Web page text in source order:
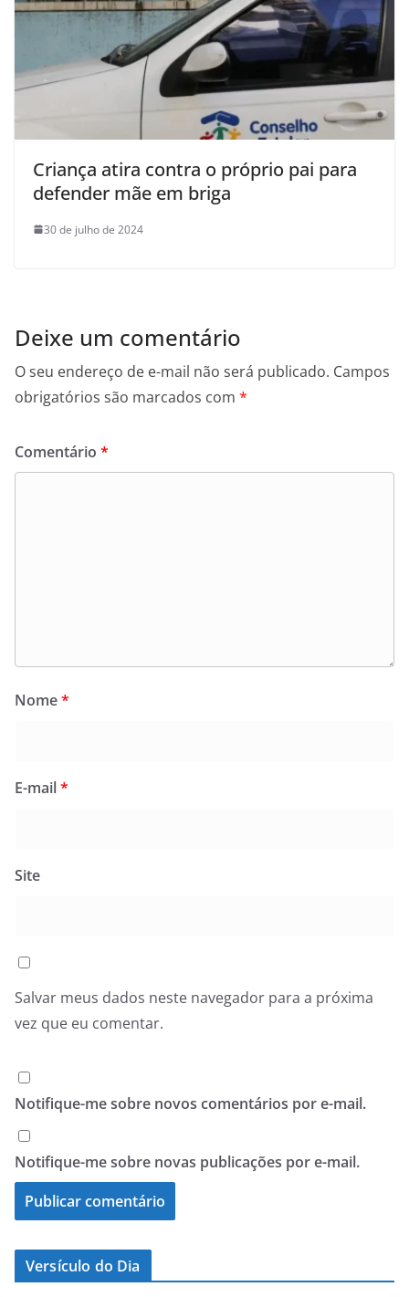
Criança atira contra o próprio pai para
defender mãe em briga
30 de julho de 2024
Deixe um comentário
O seu endereço de e-mail não será publicado. Campos
obrigatórios são marcados com *
Comentário *
Nome*
E-mail*
Site
Salvar meus dados neste navegador para a próxima
vez que eu comentar.
Notifique-me sobre novos comentários por e-mail.
Notifique-me sobre novas publicações por e-mail.
Versículo do Dia